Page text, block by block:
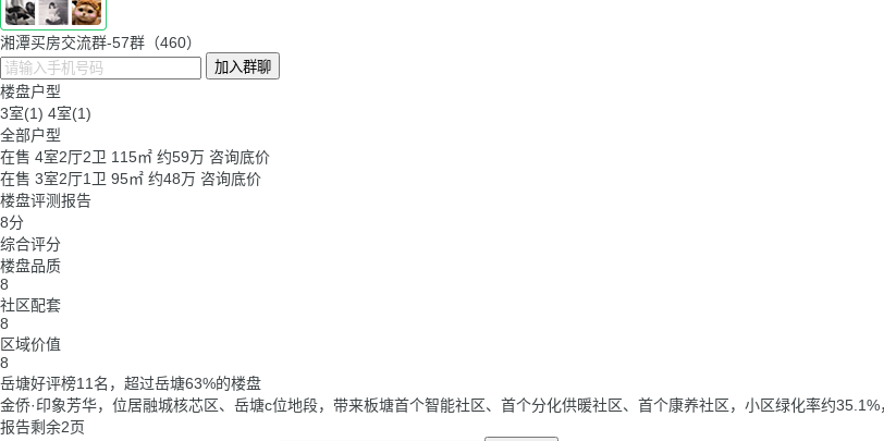
湘潭买房交流群-57群（460）
加入群聊
楼盘户型
3室(1) 4室(1)
全部户型
在售 4室2厅2卫 115㎡ 约59万 咨询底价
在售 3室2厅1卫 95㎡ 约48万 咨询底价
楼盘评测报告
8分
综合评分
楼盘品质
8
社区配套
8
区域价值
8
岳塘好评榜11 名，超过岳塘63%的楼盘
金侨·印象芳华，位居融城核芯区、岳塘c位地段，带来板塘首个智能社区、首个分化供暖社区、首个康养社区，小区绿化率约
报告剩余2页